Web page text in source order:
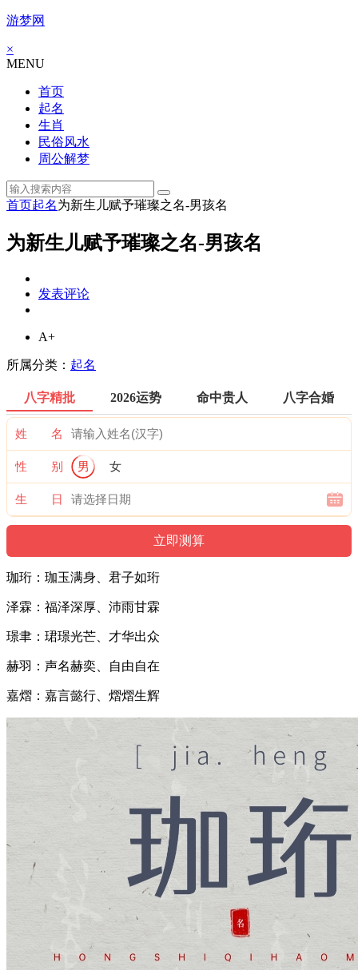
游梦网
×
MENU
首页
起名
生肖
民俗风水
周公解梦
首页起名为新生儿赋予璀璨之名-男孩名
为新生儿赋予璀璨之名-男孩名
发表评论
A+
所属分类： 起名
八字精批 2026运势 命中贵人 八字合婚
姓 名
性 别 男 女
生 日
珈珩：珈玉满身、君子如珩
泽霖：福泽深厚、沛雨甘霖
璟聿：珺璟光芒、才华出众
赫羽：声名赫奕、自由自在
嘉熠：嘉言懿行、熠熠生辉